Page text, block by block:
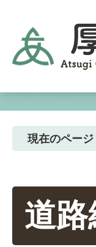
現在のページ
道